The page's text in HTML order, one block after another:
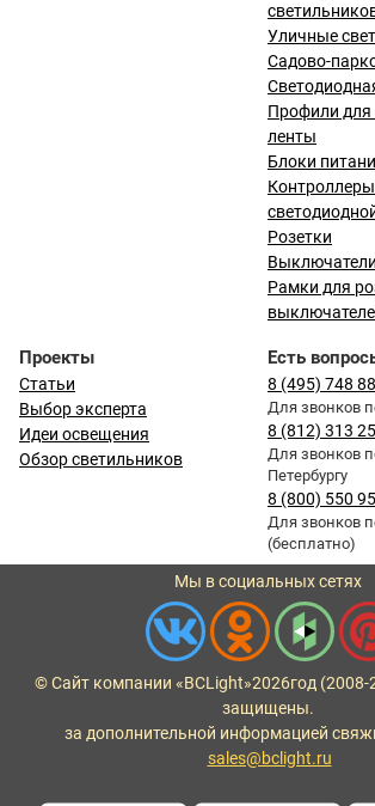
Уличные
Садово-
Профили для
ленты
Блоки
Розетки
Выключатели
Рамки для
Проекты
Статьи
Выбор эксперта
Идеи освещения
Обзор светильников
Есть
8 (495) 748
Для звонков
8 (812) 313
Для звонков
Петербургу
8 (800) 550
Для звонков
(бесплатно)
Мы в социальных сетях
© Сайт компании «BCLight»2026год
защищены.
за дополнительной информацией
sales@bclight.ru